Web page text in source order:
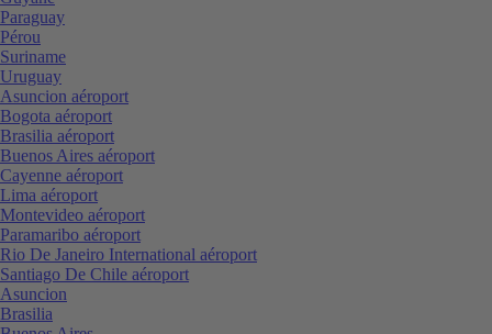
Paraguay
Pérou
Suriname
Uruguay
Asuncion aéroport
Bogota aéroport
Brasilia aéroport
Buenos Aires aéroport
Cayenne aéroport
Lima aéroport
Montevideo aéroport
Paramaribo aéroport
Rio De Janeiro International aéroport
Santiago De Chile aéroport
Asuncion
Brasilia